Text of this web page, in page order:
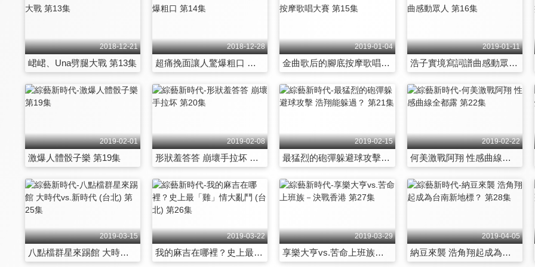
2018-12-21
峮峮、Una劈腿大戰 第13集
2018-12-28
超痛挽面讓人驚爆粗口 第14集
2019-01-04
金曲歌后的腳底按摩歌唱大賽 第15集
2019-01-11
浩子實境寫詞譜曲感動眾人 第16集
2019-02-01
激爆人體骰子樂 第19集
2019-02-08
形狀羞答答 崩壞手拉坏 第20集
2019-02-15
最猛烈的砲彈躲避球攻擊 浩翔能躲過？ 第21集
2019-02-22
何美激戰阿翔 性感曲線全都露 第22集
2019-03-15
八點檔群星來踢館 大時代vs.新時代 (台北) 第25集
2019-03-22
我的麻吉在哪裡？史上最「雞」情大亂鬥 (台北) 第26集
2019-03-29
享樂大亨vs.苦命上班族－決戰香港 第27集
2019-04-05
納豆來襲 浩角翔起成為台南新地標？ 第28集